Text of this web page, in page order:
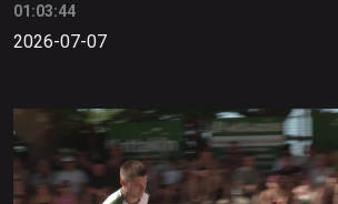
01:03:44
2026-07-07